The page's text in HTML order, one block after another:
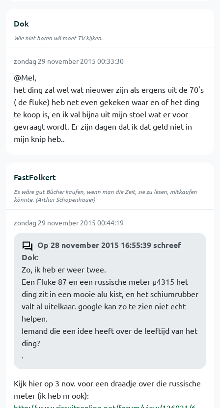
Dok
Wie niet horen wil moet TV kijken.
zondag 29 november 2015 00:33:30
@Mel,
het ding zal wel wat nieuwer zijn als ergens uit de 70's
( de fluke) heb net even gekeken waar en of het ding
te koop is, en ik val bijna uit mijn stoel wat er voor
gevraagt wordt. Er zijn dagen dat ik dat geld niet in
mijn knip heb..
FastFolkert
Es wäre gut Bücher kaufen, wenn man die Zeit, sie zu lesen, mitkaufen
könnte. (Arthur Schopenhauer)
zondag 29 november 2015 00:44:19
Op 28 november 2015 16:55:39 schreef
Dok:
Zo, ik heb er weer twee.
Een Fluke 87 en een russische meter µ4315 het
ding zit in een mooie alu kist, en het schiumrubber
valt al uitelkaar. google kan zo te zien niet echt
helpen.
Iemand die een idee heeft over de leeftijd van het
ding?
.
Kijk hier op 3 nov. voor een draadje over die russische
meter (ik heb m ook):